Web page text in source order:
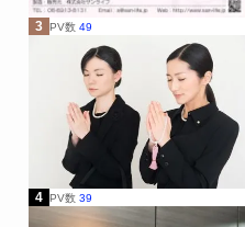
3 PV数 49
4 PV数 39